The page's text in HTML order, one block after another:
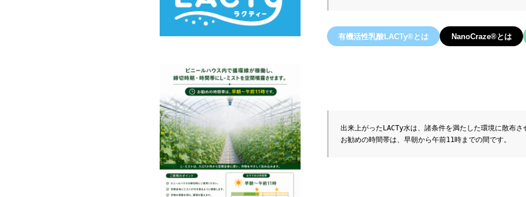
有機活性乳酸LACTy®とは NanoCraze®とは
出来上がったLACTy水は、諸条件を満たした環境に散布さ
お勧めの時間帯は、早朝から午前11時までの間です。